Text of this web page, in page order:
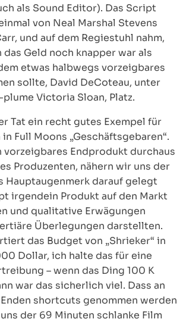
als Sound Editor). Das Script
von Neal Marshal Stevens
und auf dem Regiestuhl nahm,
Geld noch knapper war als
etwas halbwegs vorzeigbares
sollte, David DeCoteau, unter
Victoria Sloan, Platz.
Tat ein recht gutes Exempel für
Full Moons „Geschäftsgebaren“.
vorzeigbares Endprodukt durchaus
Produzenten, nähern wir uns der
Hauptaugenmerk darauf gelegt
irgendein Produkt auf den Markt
und qualitative Erwägungen
Überlegungen darstellten.
das Budget von „Shrieker“ in
Dollar, ich halte das für eine
– wenn das Ding 100 K
war das sicherlich viel. Dass an
shortcuts genommen werden
der 69 Minuten schlanke Film